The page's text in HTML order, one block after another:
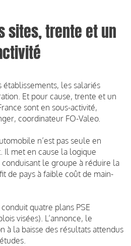
sites, trente et un
établissements, les salariés
Et pour cause, trente et un
sont en sous-activité,
coordinateur FO-Valeo.
n’est pas seule en
Il met en cause la logique
le groupe à réduire la
de pays à faible coût de main-
quatre plans PSE
visées). L’annonce, le
à la baisse des résultats attendus